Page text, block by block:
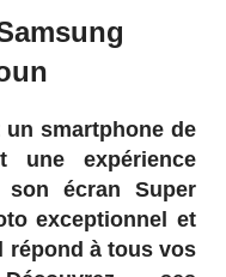
un smartphone de
une expérience
son écran Super
exceptionnel et
répond à tous vos